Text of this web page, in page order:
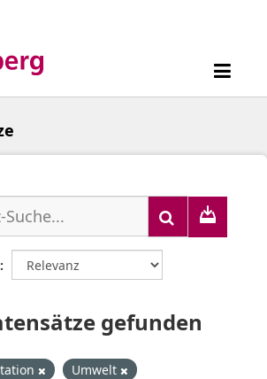
gefunden
Umwelt